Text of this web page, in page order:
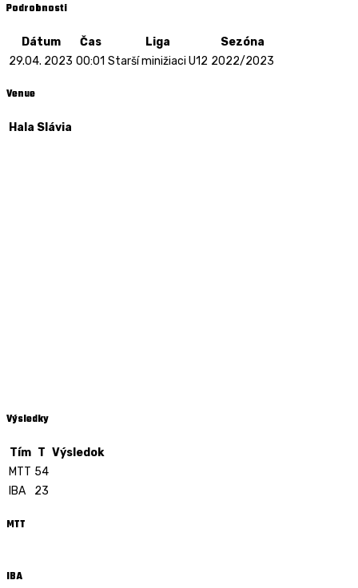
Podrobnosti
Dátum Čas Liga
Sezóna
29.04. 2023 00:01 Starší minižiaci U12 2022/2023
Venue
Hala Slávia
Výsledky
Tím T Výsledok
MTT 54
IBA
23
MTT
IBA